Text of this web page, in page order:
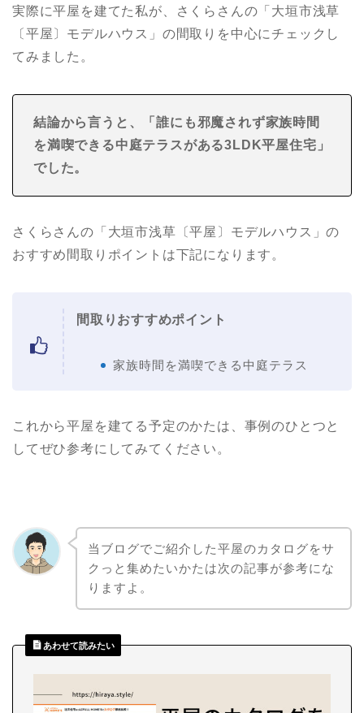
実際に平屋を建てた私が、さくらさんの「大垣市浅草
〔平屋〕モデルハウス」の間取りを中心にチェックし
てみました。
結論から言うと、「誰にも邪魔されず家族時間
を満喫できる中庭テラスがある3LDK平屋住宅 」
でした。
さくらさんの「大垣市浅草〔平屋〕モデルハウス」の
おすすめ間取りポイントは下記になります。
間取りおすすめポイント
家族時間を満喫できる中庭テラス
これから平屋を建てる予定のかたは、事例のひとつと
してぜひ参考にしてみてください。
当ブログでご紹介した平屋のカタログをサ
クっと集めたいかたは次の記事が参考にな
りますよ。
あわせて読みたい